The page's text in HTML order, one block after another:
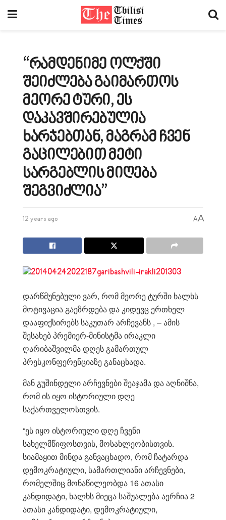
“რამდენიმე ოლქში
შეიძლება გაიმართოს
მეორე ტური, ეს
დაკავშირებულია
ხარჯებთან, მაგრამ ჩვენ
გაცილებით მეტი
სარგებლის მიღება
შეგვიძლია”
12 years ago AA
დარწმუნებული ვარ, რომ მეორე ტურში ხალხს
მოტივაცია გაეზრდება და კიდევც ერთხელ
დააფიქსირებს საკუთარ არჩევანს , – ამის
შესახებ პრემიერ-მინისტმა ირაკლი
ღარიბაშვილმა დღეს გამართულ
პრესკონფერენციაზე განაცხადა.
მან გუშინდელი არჩევნები შეაჯამა და აღნიშნა,
რომ ის იყო ისტორიული დღე
საქართველოსთვის.
“ეს იყო ისტორიული დღე ჩვენი
სახელმწიფოსთვის, მოსახლეობისთვის.
სიამაყით მინდა განვაცხადო, რომ ჩატარდა
დემოკრატიული, სამართლიანი არჩევნები,
რომელშიც მონაწილეობდა 16 ათასი
კანდიდატი, ხალხს მიეცა საშუალება აერჩია 2
ათასი კანდიდატი, დემოკრატიული,